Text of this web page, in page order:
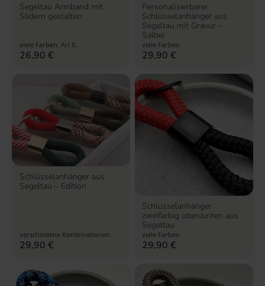
Segeltau Armband mit
Slidern gestalten
viele Farben, Ari II.
26,90 €
Personalisierbarer
Schlüsselanhänger aus
Segeltau mit Gravur –
Salbei
viele Farben
29,90€
Schlüsselanhänger aus
Segeltau – Edition
verschiedene Kombinationen
29,90 €
Schlüsselanhänger
zweifarbig oben/unten aus
Segeltau
viele Farben
29,90€